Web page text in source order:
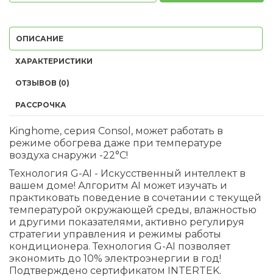
ОПИСАНИЕ
ХАРАКТЕРИСТИКИ
ОТЗЫВОВ (0)
РАССРОЧКА
Kinghome, серия Consol, может работать в
режиме обогрева даже при температуре
воздуха снаружи -22°С!
Технология G-AI - Искусственный интеллект в
вашем доме! Алгоритм AI может изучать и
практиковать поведение в сочетании с текущей
температурой окружающей среды, влажностью
и другими показателями, активно регулируя
стратегии управления и режимы работы
кондиционера. Технология G-AI позволяет
экономить до 10% электроэнергии в год!
Подтверждено сертификатом INTERTEK.